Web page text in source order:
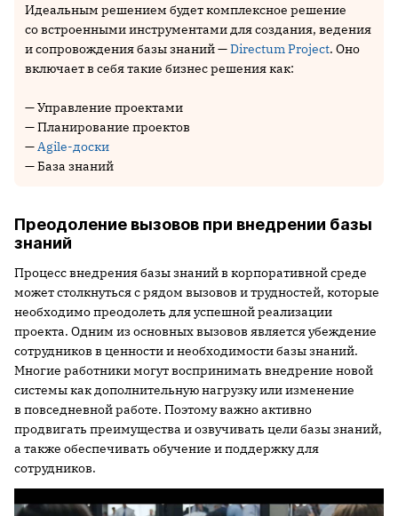
Идеальным решением будет комплексное решение
со встроенными инструментами для создания, ведения
и сопровождения базы знаний —Directum Project. Оно
включает в себя такие бизнес решения как:
— Управление проектами
— Планирование проектов
—Agile-доски
— База знаний
Преодоление вызовов при внедрении базы
знаний
Процесс внедрения базы знаний в корпоративной среде
может столкнуться с рядом вызовов и трудностей, которые
необходимо преодолеть для успешной реализации
проекта. Одним из основных вызовов является убеждение
сотрудников в ценности и необходимости базы знаний.
Многие работники могут воспринимать внедрение новой
системы как дополнительную нагрузку или изменение
в повседневной работе. Поэтому важно активно
продвигать преимущества и озвучивать цели базы знаний,
а также обеспечивать обучение и поддержку для
сотрудников.